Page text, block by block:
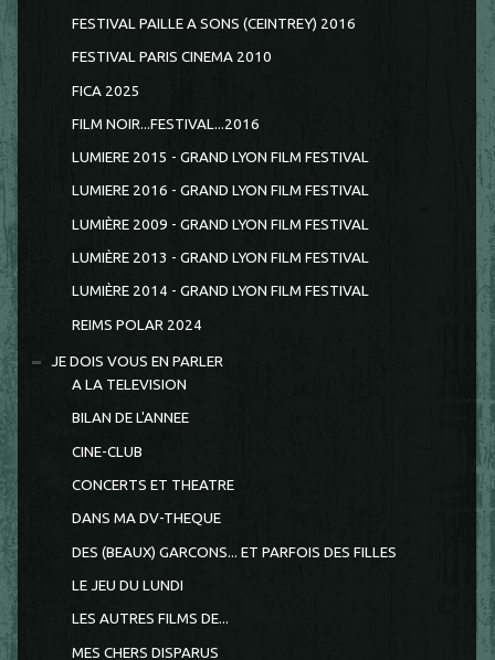
FESTIVAL PAILLE A SONS (CEINTREY) 2016
FESTIVAL PARIS CINEMA 2010
FICA 2025
FILM NOIR...FESTIVAL...2016
LUMIERE 2015 - GRAND LYON FILM FESTIVAL
LUMIERE 2016 - GRAND LYON FILM FESTIVAL
LUMIÈRE 2009 - GRAND LYON FILM FESTIVAL
LUMIÈRE 2013 - GRAND LYON FILM FESTIVAL
LUMIÈRE 2014 - GRAND LYON FILM FESTIVAL
REIMS POLAR 2024
JE DOIS VOUS EN PARLER
A LA TELEVISION
BILAN DE L'ANNEE
CINE-CLUB
CONCERTS ET THEATRE
DANS MA DV-THEQUE
DES (BEAUX) GARCONS... ET PARFOIS DES FILLES
LE JEU DU LUNDI
LES AUTRES FILMS DE...
MES CHERS DISPARUS